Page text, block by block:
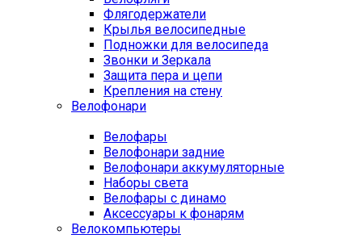
Флягодержатели
Крылья велосипедные
Подножки для велосипеда
Звонки и Зеркала
Защита пера и цепи
Крепления на стену
Велофонари
Велофары
Велофонари задние
Велофонари аккумуляторные
Наборы света
Велофары с динамо
Аксессуары к фонарям
Велокомпьютеры